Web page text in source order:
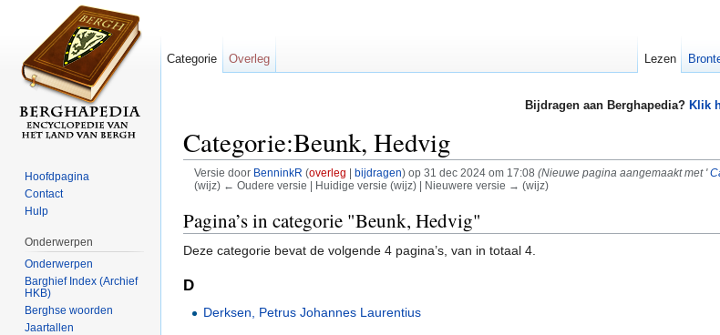
Bijdragen aan Berghapedia? Klik
Categorie:Beunk, Hedvig
Versie door BenninkR (overleg bijdragen)op 31 dec 2024 om 17:08 (Nieuwe pagina aangemaakt met '
(wijz) ← Oudere versie | Huidige versie (wijz) | Nieuwere versie → (wijz)
Pagina’s in categorie "Beunk, Hedvig"
Deze categorie bevat de volgende 4 pagina’s, van in totaal 4.
D
Derksen, Petrus Johannes Laurentius
Categorie Overleg Lezen
Hoofdpagina
Contact
Hulp
Onderwerpen
Onderwerpen
Barghief Index (Archief
HKB)
Berghse woorden
Jaartallen